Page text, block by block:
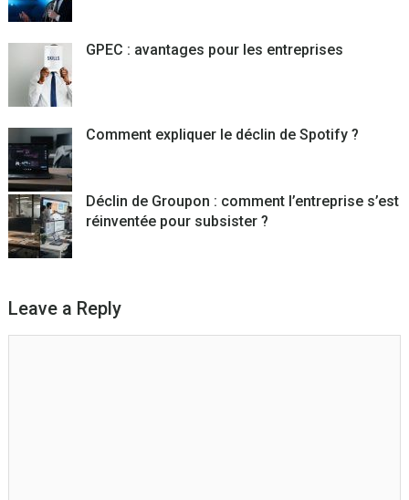
GPEC : avantages pour les entreprises
Comment expliquer le déclin de Spotify ?
Déclin de Groupon : comment l’entreprise s’est
réinventée pour subsister ?
Leave a Reply